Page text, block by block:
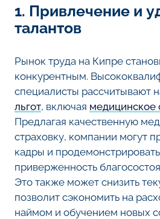
1. Привлечение и
талантов
Рынок труда на Кипре
конкурентным.
специалисты рассчитывают
льгот, включая медицинское
Предлагая качественную
страховку, компании могут
кадры и
приверженность
Это также может снизить
позволит сэкономить на
наймом и обучением новых